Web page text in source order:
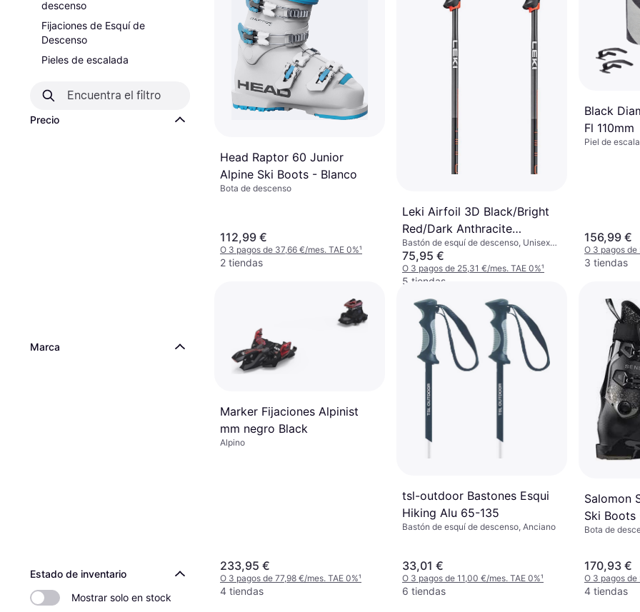
descenso
Fijaciones de Esquí de
Descenso
Pieles de escalada
Precio
Marca
Estado de inventario
Mostrar solo en stock
Head Raptor 60 Junior
Alpine Ski Boots - Blanco
Bota de descenso
112,99 €
O 3 pagos de 37,66 €/mes. TAE 0%¹
2 tiendas
Leki Airfoil 3D Black/Bright
Red/Dark Anthracite
Bastones de esquí
Bastón de esquí de descenso, Unisexo,
Anciano, Hombre
75,95 €
O 3 pagos de 25,31 €/mes. TAE 0%¹
5 tiendas
Black
Fl 110mm
Piel de
156,99 €
O 3 pagos de
3 tiendas
Marker Fijaciones Alpinist
mm negro Black
Alpino
233,95 €
O 3 pagos de 77,98 €/mes. TAE 0%¹
4 tiendas
tsl-outdoor Bastones Esqui
Hiking Alu 65-135
Bastón de esquí de descenso, Anciano
33,01 €
O 3 pagos de 11,00 €/mes. TAE 0%¹
6 tiendas
Salomon
Ski Boots
Bota de
170,93 €
O 3 pagos de
4 tiendas